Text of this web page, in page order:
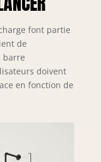
font partie
de
barre
doivent
en fonction de